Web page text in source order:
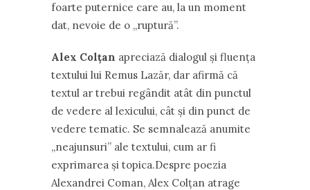
foarte puternice care au, la un moment
dat, nevoie de o „ruptură”.
Alex Colţan apreciază dialogul şi fluenţa
textului lui Remus Lazăr, dar afirmă că
textul ar trebui regândit atât din punctul
de vedere al lexicului, cât şi din punct de
vedere tematic. Se semnalează anumite
„neajunsuri” ale textului, cum ar fi
exprimarea şi topica.Despre poezia
Alexandrei Coman, Alex Colţan atrage